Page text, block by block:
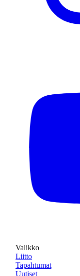
Valikko
Liitto
Tapahtumat
Uutiset